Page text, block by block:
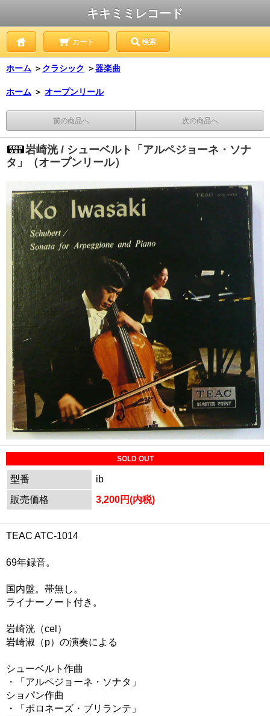
キキミミレコード
カート 検索
ホーム ＞ クラシック ＞器楽曲
ホーム ＞ オープンリール
前の商品へ 次の商品へ
岩崎洸 / シューベルト「アルペジョーネ・ソナ
タ」（オープンリール）
SOLD OUT
型番
ib
販売価格
3,200円(内税)
TEAC ATC-1014
69年録音。
国内盤。帯無し。
ライナーノート付き。
岩崎洸（cel）
岩崎淑（p）の演奏による
シューベルト作曲
・「アルペジョーネ・ソナタ」
ショパン作曲
・「ポロネーズ・ブリランテ」